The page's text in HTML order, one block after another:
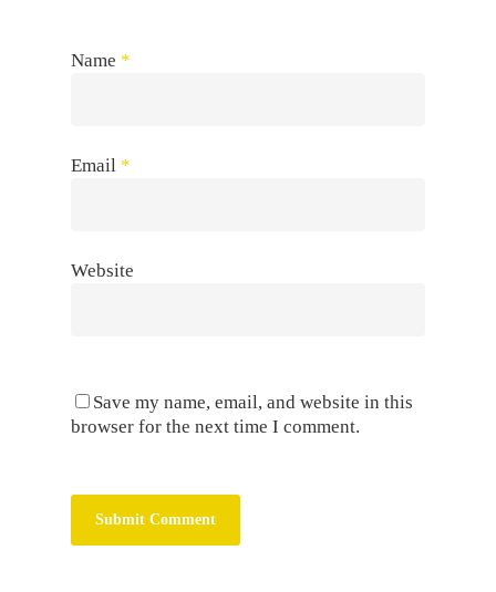
Name *
Email *
Website
Save my name, email, and website in this
browser for the next time I comment.